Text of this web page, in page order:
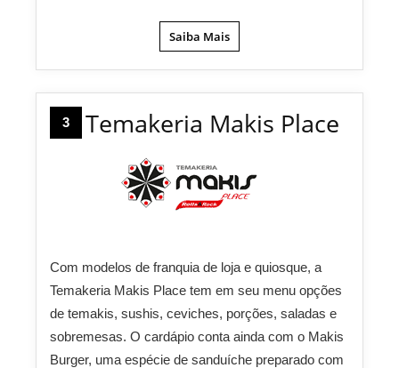
Saiba Mais
3 Temakeria Makis Place
Com modelos de franquia de loja e quiosque, a
Temakeria Makis Place tem em seu menu opções
de temakis, sushis, ceviches, porções, saladas e
sobremesas. O cardápio conta ainda com o Makis
Burger, uma espécie de sanduíche preparado com